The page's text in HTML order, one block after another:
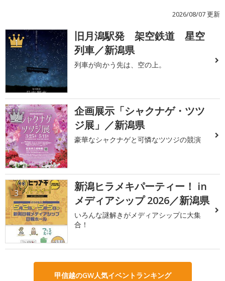
2026/08/07 更新
1
旧月潟駅発 架空鉄道 星空
列車／新潟県
列車が向かう先は、空の上。
2
企画展示「シャクナゲ・ツツ
ジ展」／新潟県
豪華なシャクナゲと可憐なツツジの競演
3
新潟ヒラメキパーティー！ in
メディアシップ 2026／新潟県
いろんな謎解きがメディアシップに大集
合！
甲信越のGW人気イベントランキング